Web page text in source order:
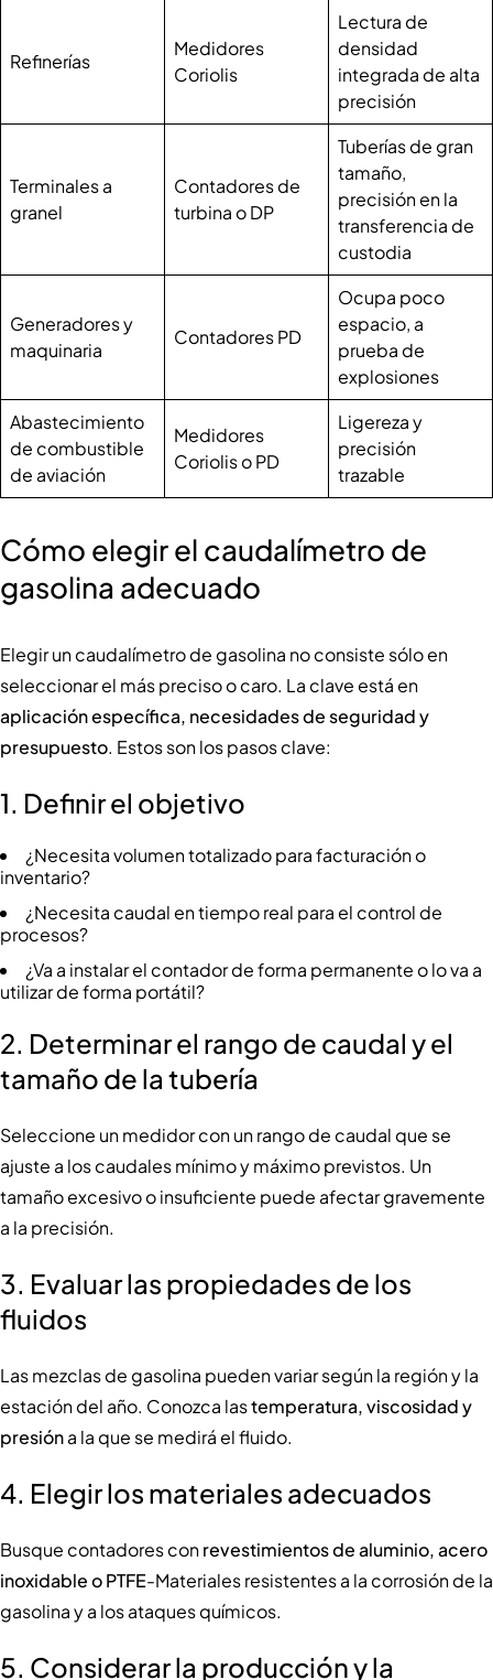
Refinerías
Medidores
Coriolis
Lectura de
densidad
integrada de alta
precisión
Terminales a
granel
Contadores de
turbina o DP
Tuberías de gran
tamaño,
precisión en la
transferencia de
custodia
Generadores y
maquinaria
Contadores PD
Ocupa poco
espacio, a
prueba de
explosiones
Abastecimiento
de combustible
de aviación
Medidores
Coriolis o PD
Ligereza y
precisión
trazable
Cómo elegir el caudalímetro de
gasolina adecuado
Elegir un caudalímetro de gasolina no consiste sólo en
seleccionar el más preciso o caro. La clave está en
aplicación específica, necesidades de seguridad y
presupuesto. Estos son los pasos clave:
1. Definir el objetivo
¿Necesita volumen totalizado para facturación o
inventario?
¿Necesita caudal en tiempo real para el control de
procesos?
¿Va a instalar el contador de forma permanente o lo va a
utilizar de forma portátil?
2. Determinar el rango de caudal y el
tamaño de la tubería
Seleccione un medidor con un rango de caudal que se
ajuste a los caudales mínimo y máximo previstos. Un
tamaño excesivo o insuficiente puede afectar gravemente
a la precisión.
3. Evaluar las propiedades de los
fluidos
Las mezclas de gasolina pueden variar según la región y la
estación del año. Conozca lastemperatura, viscosidad y
presióna la que se medirá el fluido.
4. Elegir los materiales adecuados
Busque contadores conrevestimientos de aluminio, acero
inoxidable o PTFE-Materiales resistentes a la corrosión de la
gasolina y a los ataques químicos.
5. Considerar la producción y la